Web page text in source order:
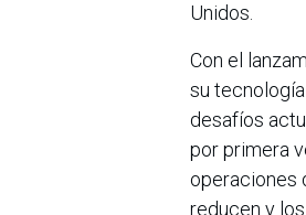
Unidos.
Con el
su
desafíos
por primera
operaciones
reducen y